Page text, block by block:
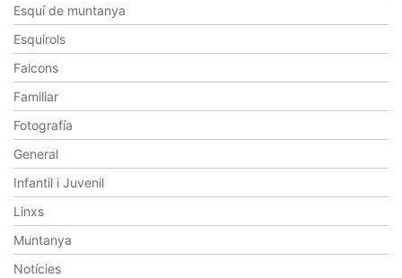
Esquí de muntanya
Esquirols
Falcons
Familiar
Fotografía
General
Infantil i Juvenil
Linxs
Muntanya
Notícies